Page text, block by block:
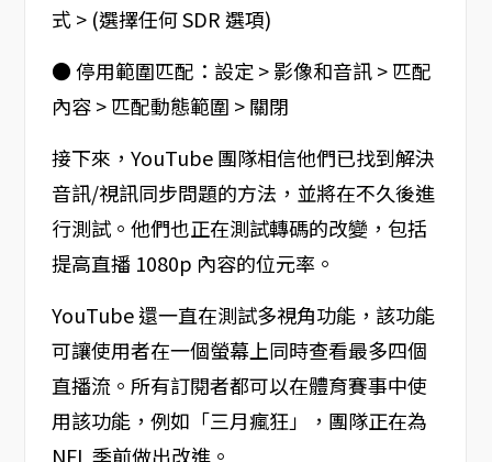
式 > (選擇任何 SDR 選項)
● 停用範圍匹配：設定 > 影像和音訊 > 匹配
內容 > 匹配動態範圍 > 關閉
接下來，YouTube 團隊相信他們已找到解決
音訊/視訊同步問題的方法，並將在不久後進
行測試。他們也正在測試轉碼的改變，包括
提高直播 1080p 內容的位元率。
YouTube 還一直在測試多視角功能，該功能
可讓使用者在一個螢幕上同時查看最多四個
直播流。所有訂閱者都可以在體育賽事中使
用該功能，例如「三月瘋狂」，團隊正在為
NFL 季前做出改進。